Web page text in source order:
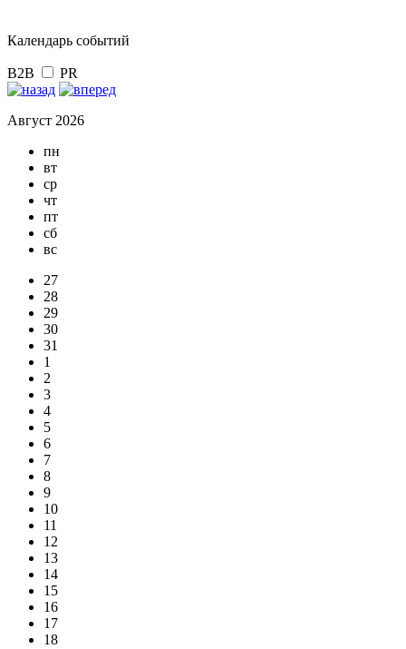
Календарь событий
B2B PR
Август 2026
пн
вт
ср
чт
пт
сб
вс
27
28
29
30
31
1
2
3
4
5
6
7
8
9
10
11
12
13
14
15
16
17
18